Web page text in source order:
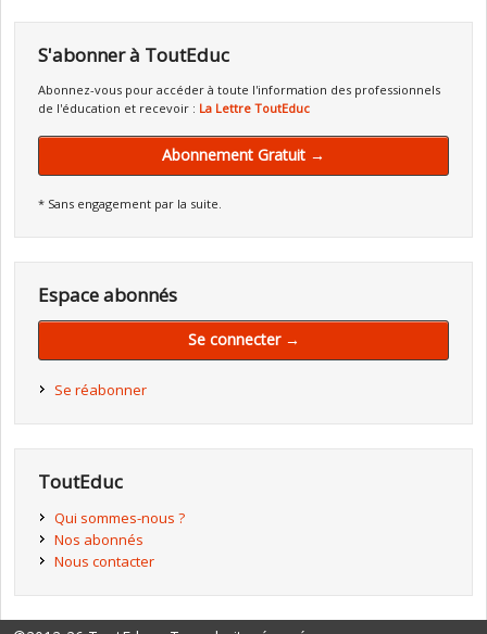
S'abonner à ToutEduc
Abonnez-vous pour accéder à toute l'information des professionnels
de l'éducation et recevoir : La Lettre ToutEduc
Abonnement Gratuit →
* Sans engagement par la suite.
Espace abonnés
Se connecter →
Se réabonner
ToutEduc
Qui sommes-nous ?
Nos abonnés
Nous contacter